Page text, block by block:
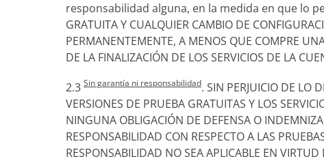
responsabilidad alguna, en la medida en que lo
GRATUITA Y CUALQUIER CAMBIO DE
PERMANENTEMENTE, A MENOS QUE COMPRE
DE LA FINALIZACIÓN DE LOS SERVICIOS DE LA
2.3 Sin garantía ni responsabilidad. SIN PERJUICIO DE LO
VERSIONES DE PRUEBA GRATUITAS Y LOS
NINGUNA OBLIGACIÓN DE DEFENSA O
RESPONSABILIDAD CON RESPECTO A LAS
RESPONSABILIDAD NO SEA APLICABLE EN